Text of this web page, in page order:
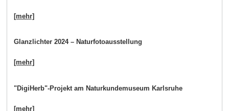
[mehr]
Glanzlichter 2024 – Naturfotoausstellung
[mehr]
"DigiHerb"-Projekt am Naturkundemuseum Karlsruhe
[mehr]